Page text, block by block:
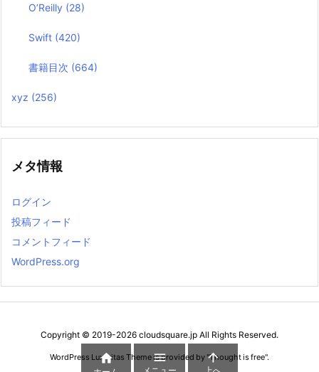
O’Reilly (28)
Swift (420)
書籍目次 (664)
xyz (256)
メタ情報
ログイン
投稿フィード
コメントフィード
WordPress.org
Copyright © 2019-2026 cloudsquare.jp All Rights Reserved.
WordPress Luxeritas Theme is provided by "Thought is free".
 
メニュー

上へ